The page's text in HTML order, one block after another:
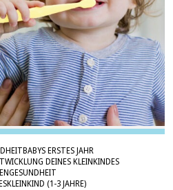
BABYS ERSTES JAHR
DEINES KLEINKINDES
GESUNDHEIT
KLEINKIND (1-3 JAHRE)